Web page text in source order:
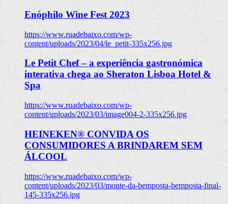
Enóphilo Wine Fest 2023
https://www.ruadebaixo.com/wp-
content/uploads/2023/04/le_petit-335x256.jpg
Le Petit Chef – a experiência gastronómica
interativa chega ao Sheraton Lisboa Hotel &
Spa
https://www.ruadebaixo.com/wp-
content/uploads/2023/03/image004-2-335x256.jpg
HEINEKEN® CONVIDA OS
CONSUMIDORES A BRINDAREM SEM
ÁLCOOL
https://www.ruadebaixo.com/wp-
content/uploads/2023/03/monte-da-bemposta-bemposta-final-
145-335x256.jpg